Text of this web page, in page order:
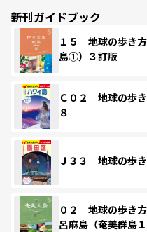
新刊ガイドブック
１５ 地球の歩き
島①）３訂版
Ｃ０２ 地球の歩
８
Ｊ３３ 地球の歩
０２ 地球の歩
呂麻島（奄美群島